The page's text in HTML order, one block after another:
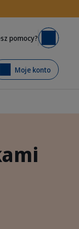
pomocy? Koszyk
Moje konto